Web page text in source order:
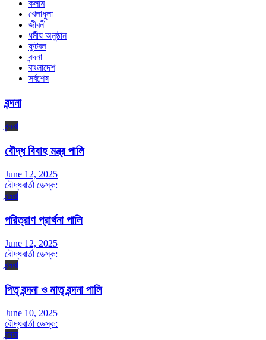
কলাম
খেলাধুলা
জীবনী
ধর্মীয় অনুষ্ঠান
ফুটবল
বন্দনা
বাংলাদেশ
সর্বশেষ
বন্দনা
বন্দনা
বৌদ্ধ বিবাহ মন্ত্র পালি
June 12, 2025
বৌদ্ধবার্তা ডেস্ক:
বন্দনা
পরিত্রাণ প্রার্থনা পালি
June 12, 2025
বৌদ্ধবার্তা ডেস্ক:
বন্দনা
পিতৃ বন্দনা ও মাতৃ বন্দনা পালি
June 10, 2025
বৌদ্ধবার্তা ডেস্ক:
বন্দনা